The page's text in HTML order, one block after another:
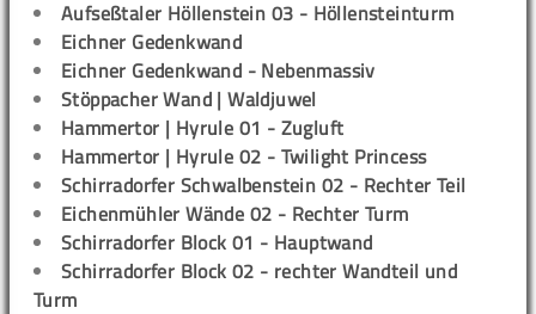
Aufseßtaler Höllenstein 03 - Höllensteinturm
Eichner Gedenkwand
Eichner Gedenkwand - Nebenmassiv
Stöppacher Wand | Waldjuwel
Hammertor | Hyrule 01 - Zugluft
Hammertor | Hyrule 02 - Twilight Princess
Schirradorfer Schwalbenstein 02 - Rechter Teil
Eichenmühler Wände 02 - Rechter Turm
Schirradorfer Block 01 - Hauptwand
Schirradorfer Block 02 - rechter Wandteil und
Turm